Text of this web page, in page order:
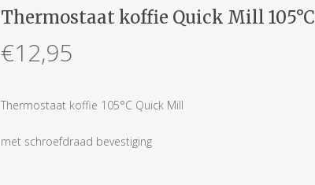
Thermostaat koffie Quick Mill 105°C
€12,95
Thermostaat koffie 105°C Quick Mill
met schroefdraad bevestiging